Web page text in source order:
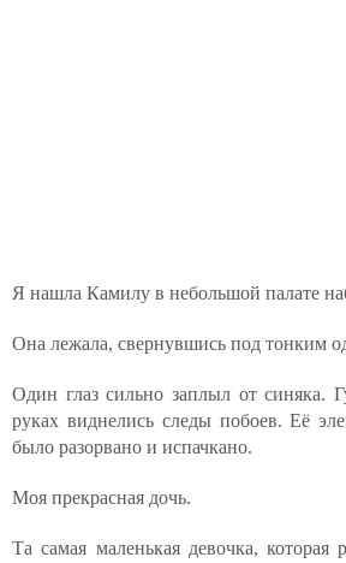
Я нашла Камилу в небольшой палате
Она лежала, свернувшись под тонким
Один глаз сильно заплыл от синяка.
руках виднелись следы побоев. Её
было разорвано и испачкано.
Моя прекрасная дочь.
Та самая маленькая девочка,